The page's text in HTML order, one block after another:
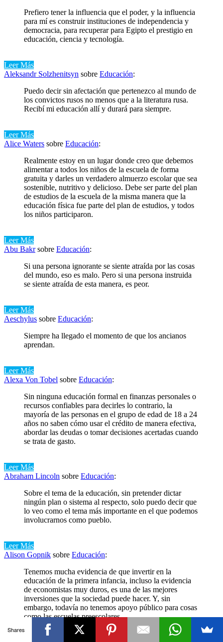
Prefiero tener la influencia que el poder, y la influencia
para mí es construir instituciones de independencia y
democracia, para recuperar para Egipto el prestigio en
educación, ciencia y tecnología.
Leer Más
Aleksandr Solzhenitsyn sobre Educación:
Puedo decir sin afectación que pertenezco al mundo de
los convictos rusos no menos que a la literatura rusa.
Recibí mi educación allí y durará para siempre.
Leer Más
Alice Waters sobre Educación:
Realmente estoy en un lugar donde creo que debemos
alimentar a todos los niños de la escuela de forma
gratuita y darles un verdadero almuerzo escolar que sea
sostenible, nutritivo y delicioso. Debe ser parte del plan
de estudios de la escuela de la misma manera que la
educación física fue parte del plan de estudios, y todos
los niños participaron.
Leer Más
Abu Bakrsobre Educación:
Si una persona ignorante se siente atraída por las cosas
del mundo, eso es malo. Pero si una persona instruida
se siente atraída de esta manera, es peor.
Leer Más
Aeschylus sobre Educación:
Siempre ha llegado el momento de que los ancianos
aprendan.
Leer Más
Alexa Von Tobel sobre Educación:
Sin ninguna educación formal en finanzas personales o
recursos confiables para decirles lo contrario, la
mayoría de las personas en el grupo de edad de 18 a 24
años no saben cómo usar el crédito de manera efectiva,
abordar las deudas o tomar decisiones acertadas cuando
se trata de gasto.
Leer Más
Abraham Lincoln sobre Educación:
Sobre el tema de la educación, sin pretender dictar
ningún plan o sistema al respecto, solo puedo decir que
lo veo como el tema más importante en el que podemos
involucrarnos como pueblo.
Leer Más
Alison Gopnik sobre Educación:
Tenemos mucha evidencia de que invertir en la
educación de la primera infancia, incluso la evidencia
de economistas muy duros, es una de las mejores
inversiones que la sociedad puede hacer. Y, sin
embargo, todavía no tenemos apoyo público para cosas
como las escuelas preescolares.
Shares